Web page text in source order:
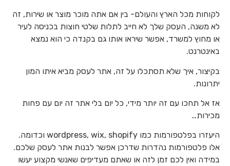
לקוחות מכל הארץ והעולם- בין אם אתה מוכר מוצר או שירות, זה
לא משנה, העסק שלך לא חייב לתלות שלטי חוצות בכניסה לעיר
או מחוץ למשרד, אפשר שיראו אותו גם בקנדה כי הוא נמצא
באינטרנט.
בקיצור, איך שלא תסתכלו על זה, אתר לעסק מביא איתו המון
יתרונות.
אז אל תחכו עם זה יותר מידי, כל יום בלי אתר זה יום עם פחות
מכירות…
היעזרו בפלטפורמות כמו wordpress, wix, shopify וכדומה.
אלו פלטפורמות נהדרות שדרכן אפשר לבנות אתר לעסק שלכם.
במידה ואין לכם זמן לזה או שאתם מעדיפים שאנשי מקצוע יעשו